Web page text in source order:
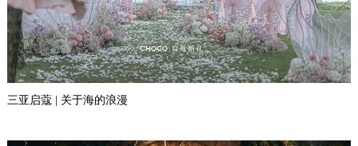
三亚启蔻 | 关于海的浪漫